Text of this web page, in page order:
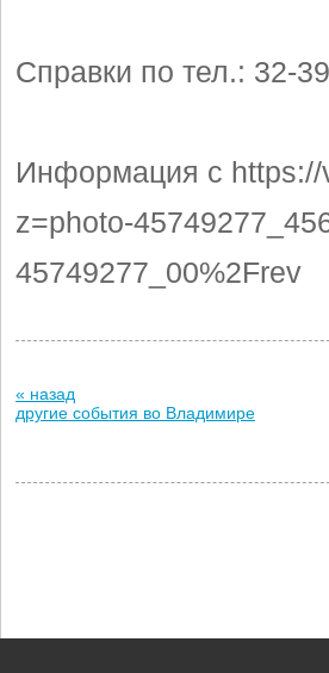
Справки по тел.: 32-
Информация с https://
z=photo-
45749277_00%2Frev
« назад
другие события во Владимире